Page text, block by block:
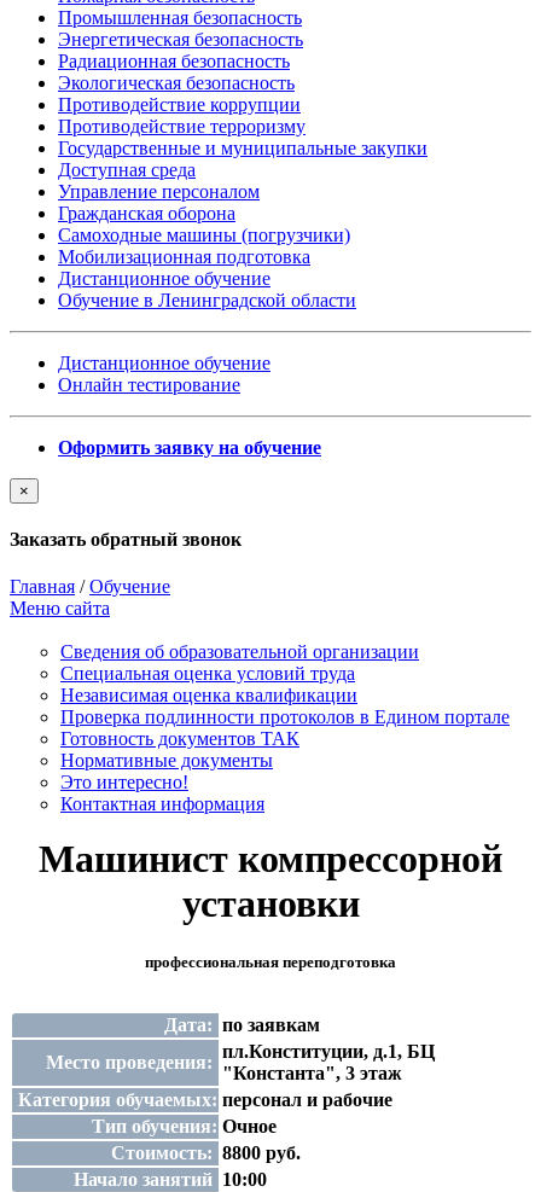
Промышленная безопасность
Энергетическая безопасность
Радиационная безопасность
Экологическая безопасность
Противодействие коррупции
Противодействие терроризму
Государственные и муниципальные закупки
Доступная среда
Управление персоналом
Гражданская оборона
Самоходные машины (погрузчики)
Мобилизационная подготовка
Дистанционное обучение
Обучение в Ленинградской области
Дистанционное обучение
Онлайн тестирование
Оформить заявку на обучение
×
Заказать обратный звонок
Главная /Обучение
Меню сайта
Сведения об образовательной организации
Cпециальная оценка условий труда
Независимая оценка квалификации
Проверка подлинности протоколов в Едином портале
Готовность документов ТАК
Нормативные документы
Это интересно!
Контактная информация
Машинист компрессорной
установки
профессиональная переподготовка
Дата: по заявкам
Место проведения:
пл.Конституции, д.1, БЦ
"Константа", 3 этаж
Категория обучаемых: персонал и рабочие
Тип обучения: Очное
Стоимость: 8800 руб.
Начало занятий 10:00